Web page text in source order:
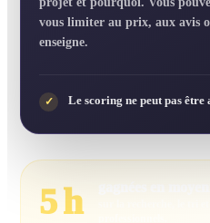
vous limiter au prix, aux avis
enseigne.
✓ Le scoring ne peut pas être
5 h